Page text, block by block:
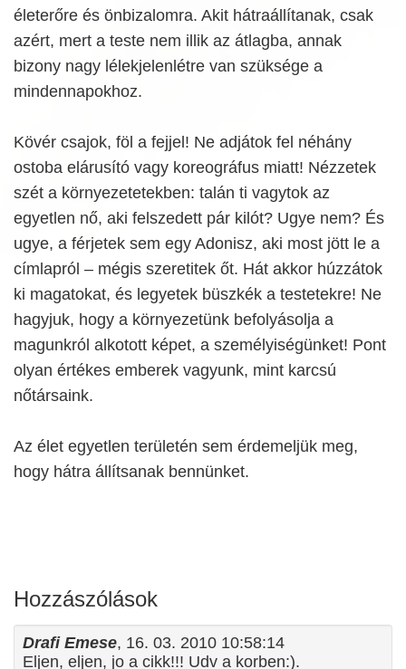
életerőre és önbizalomra. Akit hátraállítanak, csak
azért, mert a teste nem illik az átlagba, annak
bizony nagy lélekjelenlétre van szüksége a
mindennapokhoz.
Kövér csajok, föl a fejjel! Ne adjátok fel néhány
ostoba elárusító vagy koreográfus miatt! Nézzetek
szét a környezetetekben: talán ti vagytok az
egyetlen nő, aki felszedett pár kilót? Ugye nem? És
ugye, a férjetek sem egy Adonisz, aki most jött le a
címlapról – mégis szeretitek őt. Hát akkor húzzátok
ki magatokat, és legyetek büszkék a testetekre! Ne
hagyjuk, hogy a környezetünk befolyásolja a
magunkról alkotott képet, a személyiségünket! Pont
olyan értékes emberek vagyunk, mint karcsú
nőtársaink.
Az élet egyetlen területén sem érdemeljük meg,
hogy hátra állítsanak bennünket.
Hozzászólások
Drafi Emese, 16. 03. 2010 10:58:14
Eljen, eljen, jo a cikk!!! Udv a korben:).